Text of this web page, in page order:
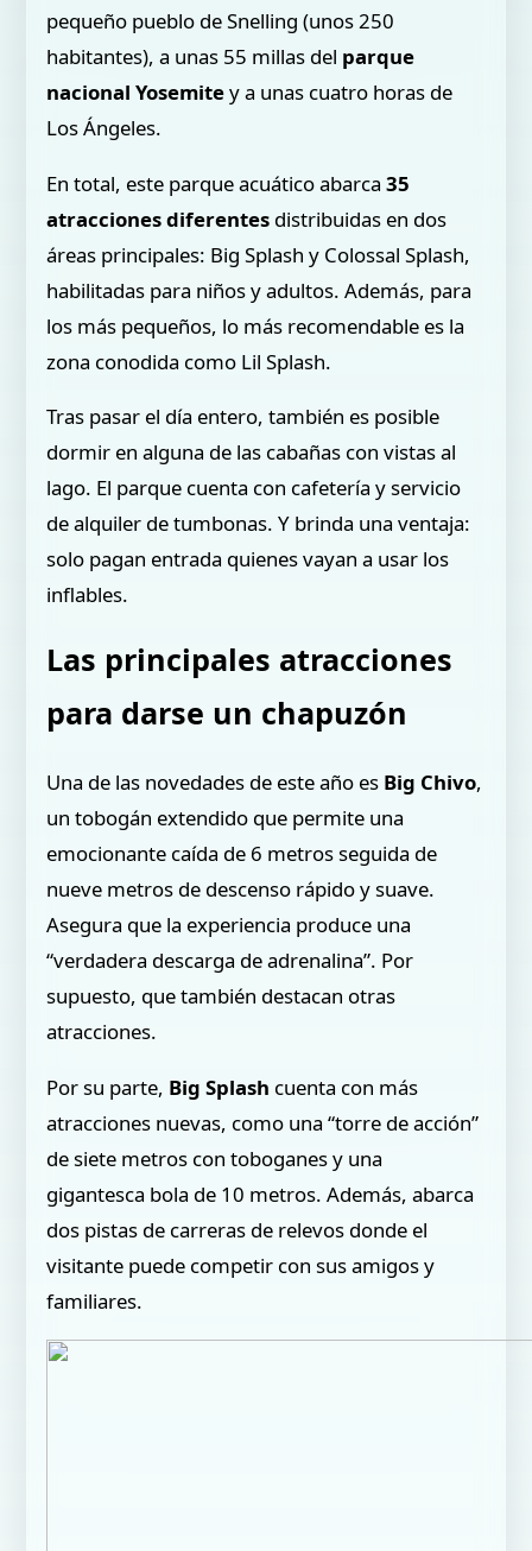
pequeño pueblo de Snelling (unos 250
habitantes), a unas 55 millas del parque
nacional Yosemitey a unas cuatro horas de
Los Ángeles.
En total, este parque acuático abarca35
atracciones diferentes distribuidas en dos
áreas principales: Big Splash y Colossal Splash,
habilitadas para niños y adultos. Además, para
los más pequeños, lo más recomendable es la
zona conodida como Lil Splash.
Tras pasar el día entero, también es posible
dormir en alguna de las cabañas con vistas al
lago. El parque cuenta con cafetería y servicio
de alquiler de tumbonas. Y brinda una ventaja:
solo pagan entrada quienes vayan a usar los
inflables.
Las principales atracciones
para darse un chapuzón
Una de las novedades de este año es Big Chivo,
un tobogán extendido que permite una
emocionante caída de 6 metros seguida de
nueve metros de descenso rápido y suave.
Asegura que la experiencia produce una
“verdadera descarga de adrenalina”. Por
supuesto, que también destacan otras
atracciones.
Por su parte, Big Splash cuenta con más
atracciones nuevas, como una “torre de acción”
de siete metros con toboganes y una
gigantesca bola de 10 metros. Además, abarca
dos pistas de carreras de relevos donde el
visitante puede competir con sus amigos y
familiares.